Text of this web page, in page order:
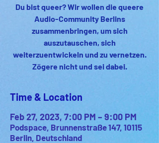
Du bist queer? Wir wollen die queere
Audio-Community Berlins
zusammenbringen, um sich
auszutauschen, sich
weiterzuentwickeln und zu vernetzen.
Zögere nicht und sei dabei.
Time & Location
Feb 27, 2023, 7:00 PM – 9:00 PM
Podspace, Brunnenstraße 147, 10115
Berlin, Deutschland